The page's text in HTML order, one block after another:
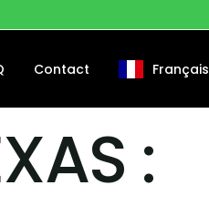
Contact Français
: